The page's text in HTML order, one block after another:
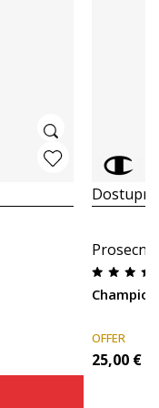
OFFER
25,00 €